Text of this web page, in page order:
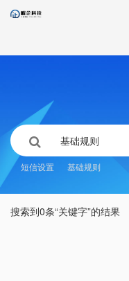
短信设置 基础规则
搜索到0条“关键字”的结果